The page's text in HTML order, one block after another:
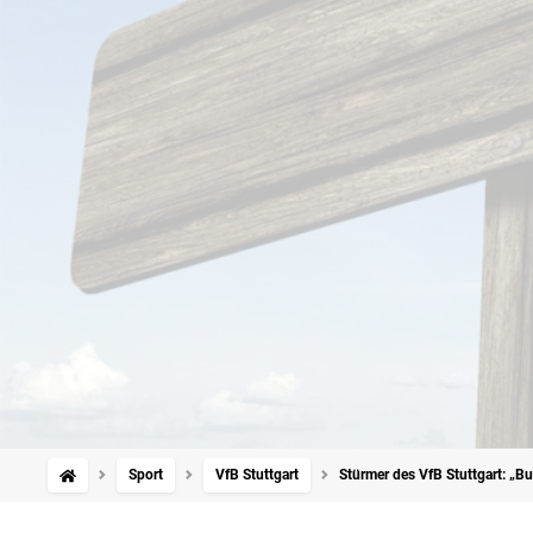
Sport VfB Stuttgart Stürmer des VfB Stuttgart: